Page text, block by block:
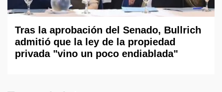
Tras la aprobación del Senado, Bullrich
admitió que la ley de la propiedad
privada "vino un poco endiablada"